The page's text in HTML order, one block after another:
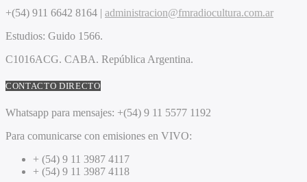
+(54) 911 6642 8164 | administracion@fmradiocultura.com.ar
Estudios: Guido 1566.
C1016ACG. CABA. República Argentina.
CONTACTO DIRECTO
Whatsapp para mensajes: +(54) 9 11 5577 1192
Para comunicarse con emisiones en VIVO:
+ (54) 9 11 3987 4117
+ (54) 9 11 3987 4118